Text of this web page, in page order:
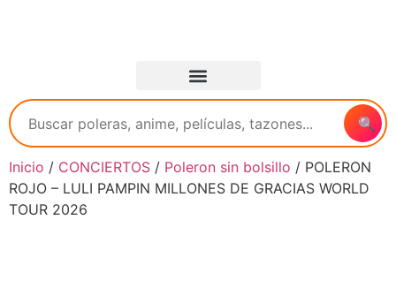
🔍
Inicio / CONCIERTOS / Poleron sin bolsillo / POLERON
ROJO – LULI PAMPIN MILLONES DE GRACIAS WORLD
TOUR 2026